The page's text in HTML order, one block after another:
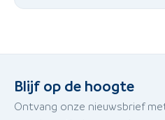
Blijf op de hoogte
Ontvang onze nieuwsbrief